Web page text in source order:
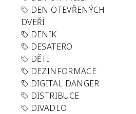
DEN OTEVŘENÝCH
DVEŘÍ
DENIK
DESATERO
DĚTI
DEZINFORMACE
DIGITAL DANGER
DISTRIBUCE
DIVADLO